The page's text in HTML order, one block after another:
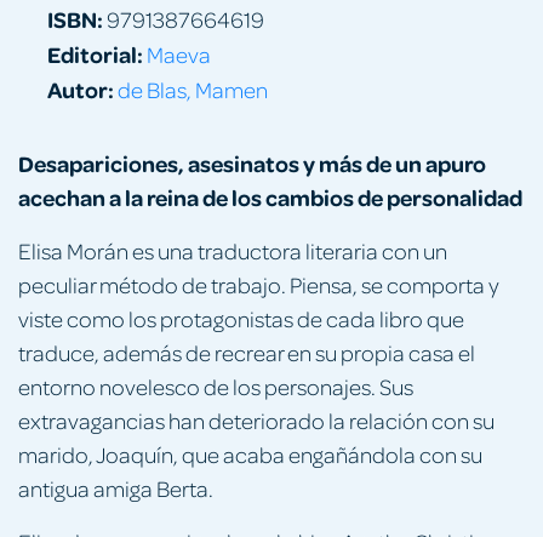
Desapariciones, asesinatos y más de un apuro
acechan a la reina de los cambios de personalidad
Elisa Morán es una traductora literaria con un
peculiar método de trabajo. Piensa, se comporta y
viste como los protagonistas de cada libro que
traduce, además de recrear en su propia casa el
entorno novelesco de los personajes. Sus
extravagancias han deteriorado la relación con su
marido, Joaquín, que acaba engañándola con su
antigua amiga Berta.
ISBN:9791387664619
Editorial: Maeva
Autor:de Blas, Mamen